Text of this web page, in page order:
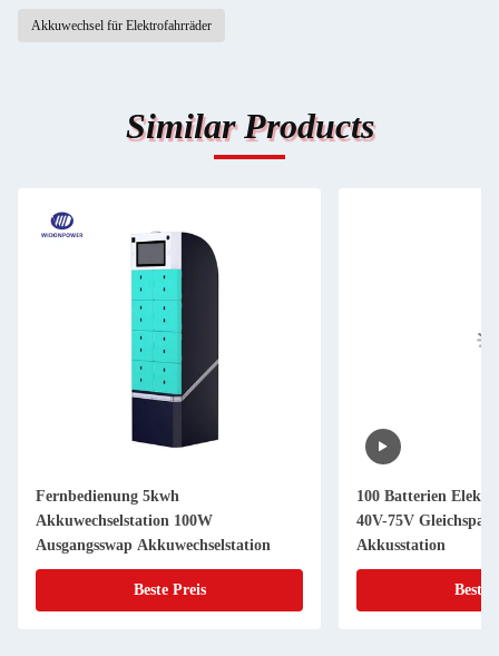
Akkuwechsel für Elektrofahrräder
Similar Products
Fernbedienung 5kwh
Akkuwechselstation 100W
Ausgangsswap Akkuwechselstation
Beste Preis
100 Batterien
40V-75V
Akkusstation
Beste